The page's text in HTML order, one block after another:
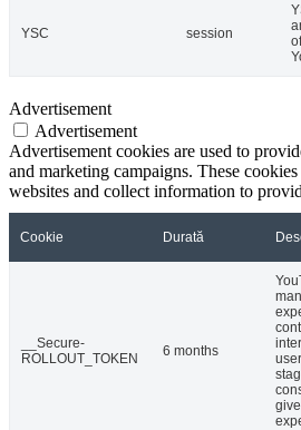
YSC session
Advertisement
Advertisement
Advertisement cookies are used to
and marketing campaigns. These
websites and collect information to
Cookie Durată
__Secure-
ROLLOUT_TOKEN
6 months